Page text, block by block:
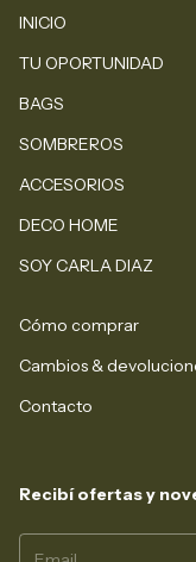
INICIO
TU OPORTUNIDAD
BAGS
SOMBREROS
ACCESORIOS
DECO HOME
SOY CARLA DIAZ
Cómo comprar
Cambios &
Contacto
Recibí ofertas y